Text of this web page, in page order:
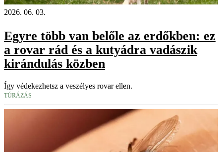
2026. 06. 03.
Egyre több van belőle az erdőkben: ez
a rovar rád és a kutyádra vadászik
kirándulás közben
Így védekezhetsz a veszélyes rovar ellen.
TÚRÁZÁS